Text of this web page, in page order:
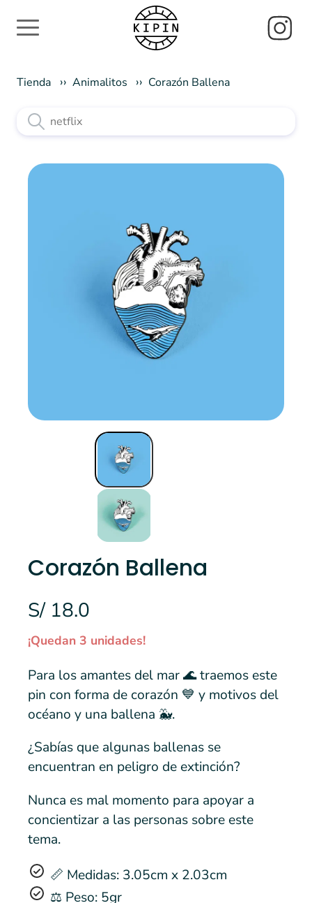
Tienda Animalitos Corazón Ballena
Corazón Ballena
S/ 18.0
¡Quedan 3 unidades!
Para los amantes del mar 🌊 traemos este
pin con forma de corazón 💙 y motivos del
océano y una ballena 🐳.
¿Sabías que algunas ballenas se
encuentran en peligro de extinción?
Nunca es mal momento para apoyar a
concientizar a las personas sobre este
tema.
📏 Medidas: 3.05cm x 2.03cm
⚖️ Peso: 5gr